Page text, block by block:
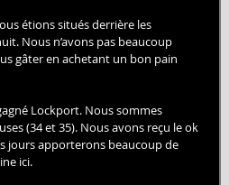
étions situés derrière les
Nous n’avons pas beaucoup
gâter en achetant un bon pain
Lockport. Nous sommes
(34 et 35). Nous avons reçu le ok
jours apporterons beaucoup de
ici.